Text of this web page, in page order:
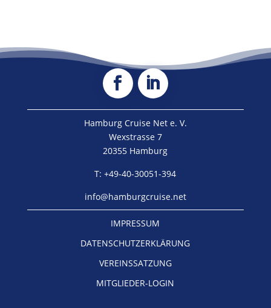
Hamburg Cruise Net e. V.
Wexstrasse 7
20355 Hamburg
T: +49-40-30051-394
info@hamburgcruise.net
IMPRESSUM
DATENSCHUTZERKLÄRUNG
VEREINSSATZUNG
MITGLIEDER-LOGIN